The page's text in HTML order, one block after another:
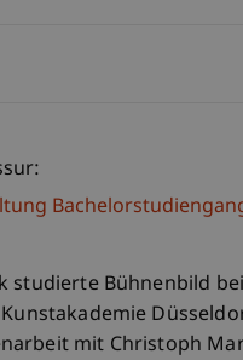
studierte Bühnenbild
mit Christoph